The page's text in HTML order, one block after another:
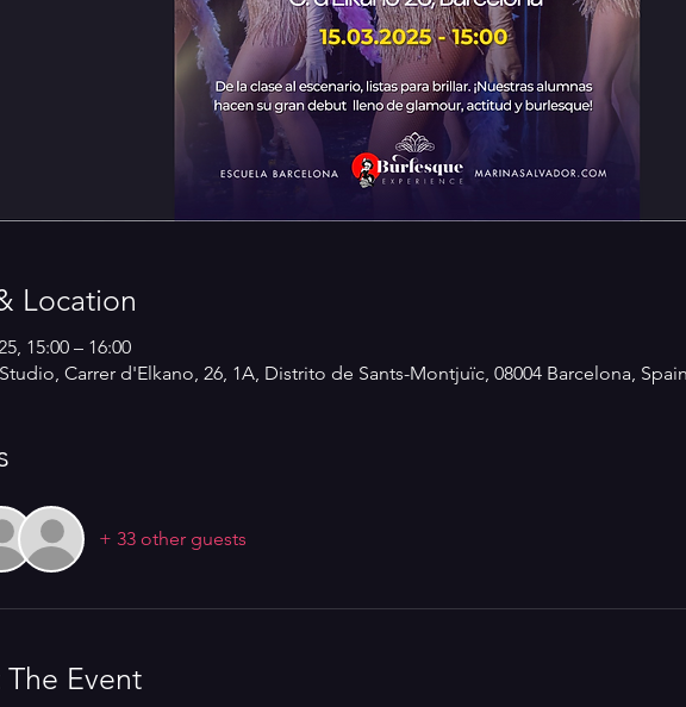
Location
15:00 – 16:00
Carrer d'Elkano, 26, 1A, Distrito de Sants-Montjuïc, 08004 Barcelona,
+ 33 other guests
Event